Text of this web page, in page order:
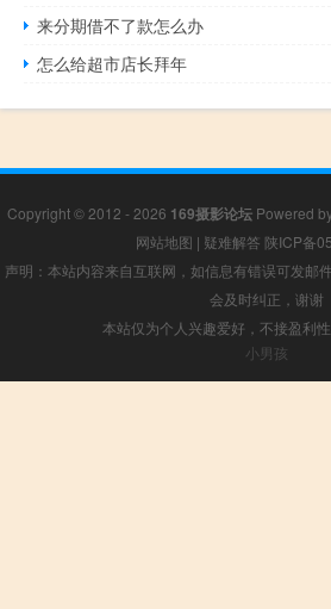
来分期借不了款怎么办
怎么给超市店长拜年
Copyright © 2012 - 2026 169摄影论坛 Powered
网站地图 | 疑难解答 陕ICP备
声明：本站内容来自互联网，如信息有错误可发邮
会及时纠正，谢谢
本站仅为个人兴趣爱好，不接盈利
小男孩